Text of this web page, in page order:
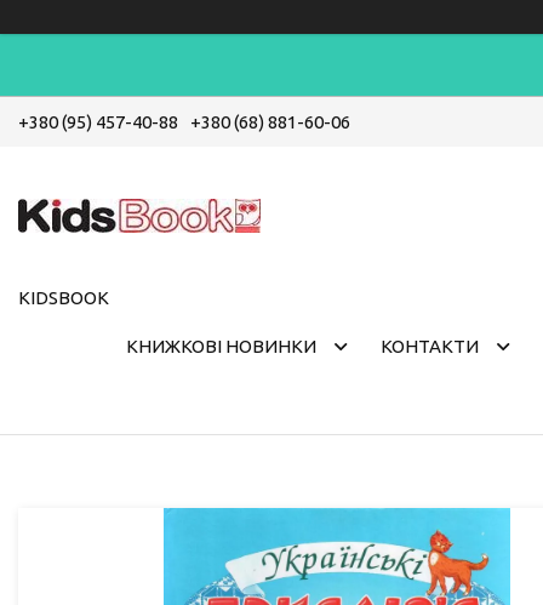
+380 (95) 457-40-88 +380 (68) 881-60-06
KIDSBOOK
КНИЖКОВІ НОВИНКИ КОНТАКТИ